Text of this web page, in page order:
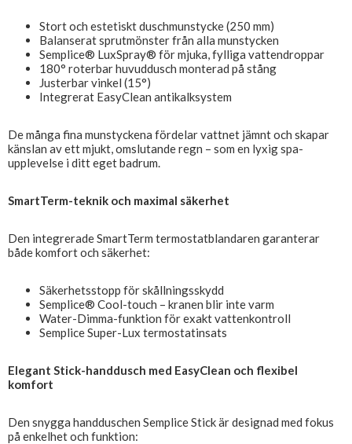
Stort och estetiskt duschmunstycke (250 mm)
Balanserat sprutmönster från alla munstycken
Semplice® LuxSpray® för mjuka, fylliga vattendroppar
180° roterbar huvuddusch monterad på stång
Justerbar vinkel (15°)
Integrerat EasyClean antikalksystem
De många fina munstyckena fördelar vattnet jämnt och skapar
känslan av ett mjukt, omslutande regn – som en lyxig spa-
upplevelse i ditt eget badrum.
SmartTerm-teknik och maximal säkerhet
Den integrerade SmartTerm termostatblandaren garanterar
både komfort och säkerhet:
Säkerhetsstopp för skållningsskydd
Semplice® Cool-touch – kranen blir inte varm
Water-Dimma-funktion för exakt vattenkontroll
Semplice Super-Lux termostatinsats
Elegant Stick-handdusch med EasyClean och flexibel
komfort
Den snygga handduschen Semplice Stick är designad med fokus
på enkelhet och funktion: